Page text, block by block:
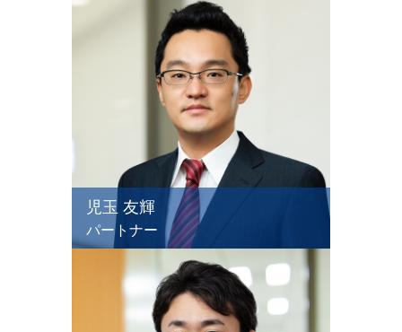
児玉 友輝
パートナー